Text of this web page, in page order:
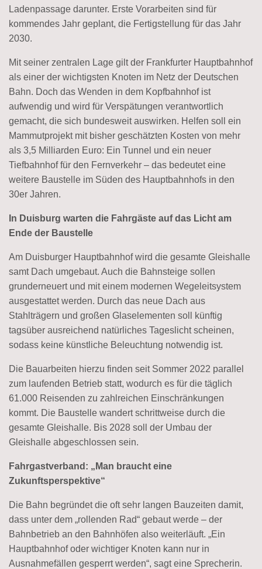
Ladenpassage darunter. Erste Vorarbeiten sind für
kommendes Jahr geplant, die Fertigstellung für das Jahr
2030.
Mit seiner zentralen Lage gilt der Frankfurter Hauptbahnhof
als einer der wichtigsten Knoten im Netz der Deutschen
Bahn. Doch das Wenden in dem Kopfbahnhof ist
aufwendig und wird für Verspätungen verantwortlich
gemacht, die sich bundesweit auswirken. Helfen soll ein
Mammutprojekt mit bisher geschätzten Kosten von mehr
als 3,5 Milliarden Euro: Ein Tunnel und ein neuer
Tiefbahnhof für den Fernverkehr – das bedeutet eine
weitere Baustelle im Süden des Hauptbahnhofs in den
30er Jahren.
In Duisburg warten die Fahrgäste auf das Licht am
Ende der Baustelle
Am Duisburger Hauptbahnhof wird die gesamte Gleishalle
samt Dach umgebaut. Auch die Bahnsteige sollen
grunderneuert und mit einem modernen Wegeleitsystem
ausgestattet werden. Durch das neue Dach aus
Stahlträgern und großen Glaselementen soll künftig
tagsüber ausreichend natürliches Tageslicht scheinen,
sodass keine künstliche Beleuchtung notwendig ist.
Die Bauarbeiten hierzu finden seit Sommer 2022 parallel
zum laufenden Betrieb statt, wodurch es für die täglich
61.000 Reisenden zu zahlreichen Einschränkungen
kommt. Die Baustelle wandert schrittweise durch die
gesamte Gleishalle. Bis 2028 soll der Umbau der
Gleishalle abgeschlossen sein.
Fahrgastverband: „Man braucht eine
Zukunftsperspektive“
Die Bahn begründet die oft sehr langen Bauzeiten damit,
dass unter dem „rollenden Rad“ gebaut werde – der
Bahnbetrieb an den Bahnhöfen also weiterläuft. „Ein
Hauptbahnhof oder wichtiger Knoten kann nur in
Ausnahmefällen gesperrt werden“, sagt eine Sprecherin.